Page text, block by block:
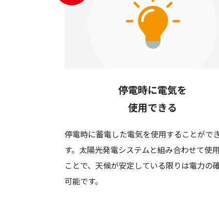
停電時に電気を
使用できる
停電時に蓄電した電気を使用することがで
す。太陽光発電システムと組み合わせて使
ことで、天候が安定している限りは電力の
可能です。